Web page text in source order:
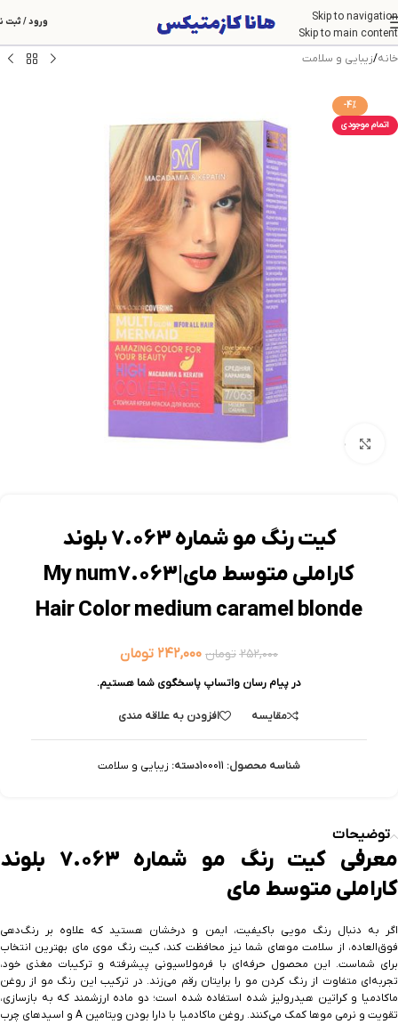
Skip to navigation
Skip to main content
ورود / ثبت
خانه/زیبایی و سلامت
-4%
اتمام موجودی
بزرگنمایی تصویر
کیت رنگ مو شماره 7.063 بلوند
کاراملی متوسط مای|My num7.063
Hair Color medium caramel blonde
۲۵۲,۰۰۰ تومان ۲۴۲,۰۰۰ تومان
در پیام رسان واتساپ پاسخگوی شما هستیم.
مقایسه افزودن به علاقه مندی
شناسه محصول: 100011دسته: زیبایی و سلامت
توضیحات
معرفی کیت رنگ مو شماره 7.063 بلوند
کاراملی متوسط مای
اگر به دنبال رنگ مویی باکیفیت، ایمن و درخشان هستید که علاوه بر رنگ‌دهی
فوق‌العاده، از سلامت موهای شما نیز محافظت کند، کیت رنگ موی مای بهترین انتخاب
برای شماست. این محصول حرفه‌ای با فرمولاسیونی پیشرفته و ترکیبات مغذی خود،
تجربه‌ای متفاوت از رنگ کردن مو را برایتان رقم می‌زند. در ترکیب این رنگ مو از روغن
ماکادمیا و کراتین هیدرولیز شده استفاده شده است؛ دو ماده ارزشمند که به بازسازی،
تقویت و نرمی موها کمک می‌کنند. روغن ماکادمیا با دارا بودن ویتامین A و اسیدهای چرب